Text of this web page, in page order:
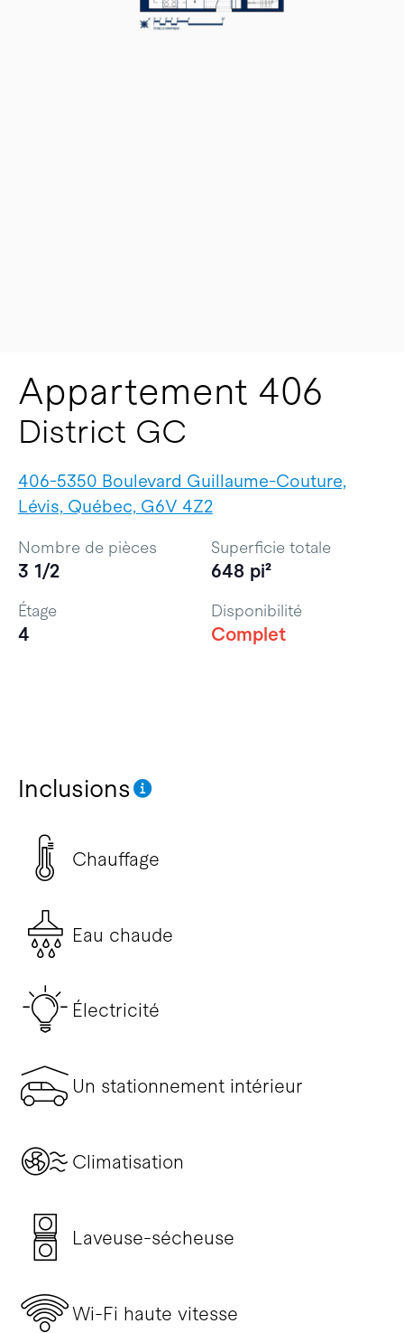
Appartement 406
District GC
406-5350 Boulevard Guillaume-Couture,
Lévis, Québec, G6V 4Z2
Inclusions
Chauffage
Eau chaude
Électricité
Un stationnement intérieur
Climatisation
Laveuse-sécheuse
Wi-Fi haute vitesse
Nombre de pièces
3 1/2
Superficie totale
648 pi²
Étage
4
Disponibilité
Complet